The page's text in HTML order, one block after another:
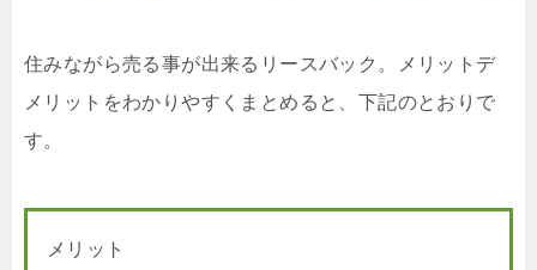
住みながら売る事が出来るリースバック。メリットデ
メリットをわかりやすくまとめると、下記のとおりで
す。
メリット